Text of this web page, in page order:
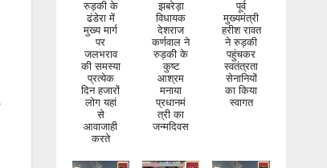
मुख्य मार्ग
पर
जलभराव
की समस्या
प्रत्येक
दिन हजारों
लोग यहां
से
आवाजाही
करते
देशराज
कर्णवाल ने
रुड़की के
कुष्ट
आश्रम
मनाया
प्रधानमं
त्री का
जन्मदिवस
हरीश रावत
ने रुड़की
पहुंचकर
स्वतंत्रता
सेनानियों
का किया
स्वागत